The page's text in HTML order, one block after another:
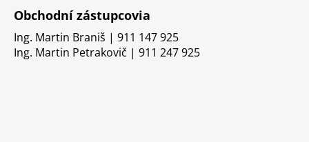
Obchodní zástupcovia
Ing. Martin Braniš | 911 147 925
Ing. Martin Petrakovič | 911 247 925